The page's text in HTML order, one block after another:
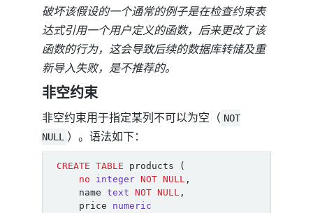
破坏该假设的一个通常的例子是在检查约束表
达式引用一个用户定义的函数，后来更改了该
函数的行为，这会导致后续的数据库转储及重
新导入失败，是不推荐的。
非空约束
非空约束用于指定某列不可以为空（ NOT
NULL
）。语法如下：
CREATE TABLE products
(
no
integer NOT NULL ,
name text NOT NULL ,
price
numeric